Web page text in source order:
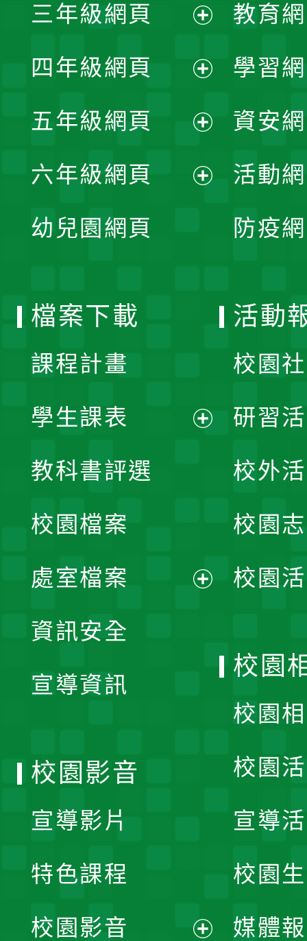
選
單
開
選
單
三年級網頁
開
選
單
四年級網頁
開
選
五年級網頁
開
六年級網頁
幼兒園網頁
教育
學習
資安
活動
防疫
檔案下載
課程計畫
學生課表
單
教科書評選
校園檔案
處室檔案
資訊安全
宣導資訊
活動
校園
研習
校外
校園
校園
校園
校園
校園
宣導
校園
媒體
校園影音
宣導影片
特色課程
校園影音